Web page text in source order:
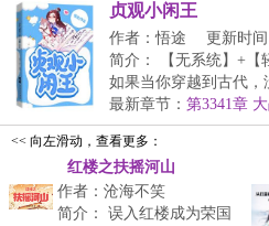
贞观小闲王
作者：悟途
更新时间
简介： 【无系统】+【
如果当你穿越到古代
最新章节： 第3341章
<< 向左滑动，查看更多：
红楼之扶摇河山
作者：沧海不笑
简介： 误入红楼成为荣国